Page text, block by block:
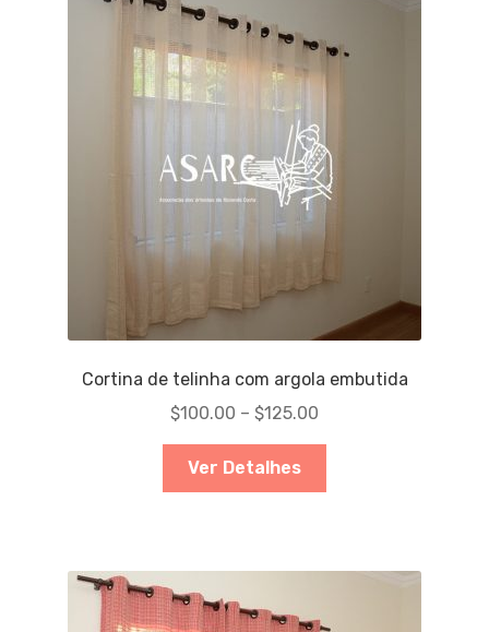
Cortina de telinha com argola embutida
$100.00 – $125.00
Ver Detalhes